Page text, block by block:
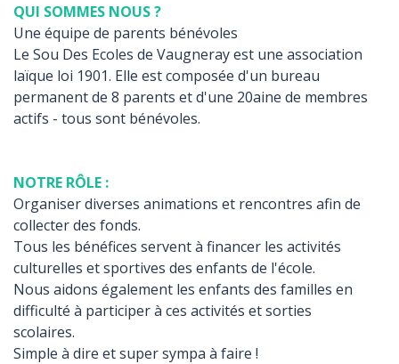
QUI SOMMES NOUS ?
Une équipe de parents bénévoles
Le Sou Des Ecoles de Vaugneray est une association
laïque loi 1901. Elle est composée d'un bureau
permanent de 8 parents et d'une 20aine de membres
actifs - tous sont bénévoles.
NOTRE RÔLE :
Organiser diverses animations et rencontres afin de
collecter des fonds.
Tous les bénéfices servent à financer les activités
culturelles et sportives des enfants de l'école.
Nous aidons également les enfants des familles en
difficulté à participer à ces activités et sorties
scolaires.
Simple à dire et super sympa à faire !